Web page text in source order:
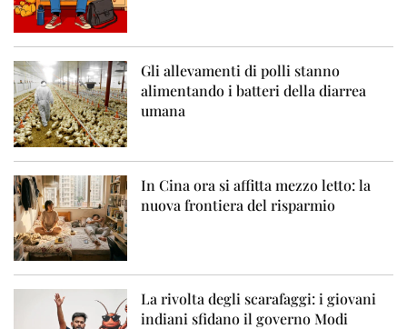
Gli allevamenti di polli stanno
alimentando i batteri della diarrea
umana
In Cina ora si affitta mezzo letto: la
nuova frontiera del risparmio
La rivolta degli scarafaggi: i giovani
indiani sfidano il governo Modi